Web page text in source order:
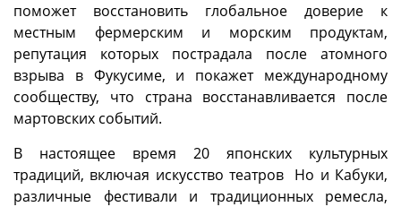
поможет восстановить глобальное доверие к
местным фермерским и морским продуктам,
репутация которых пострадала после атомного
взрыва в Фукусиме, и покажет международному
сообществу, что страна восстанавливается после
мартовских событий.
В настоящее время 20 японских культурных
традиций, включая искусство театров Но и Кабуки,
различные фестивали и традиционных ремесла,